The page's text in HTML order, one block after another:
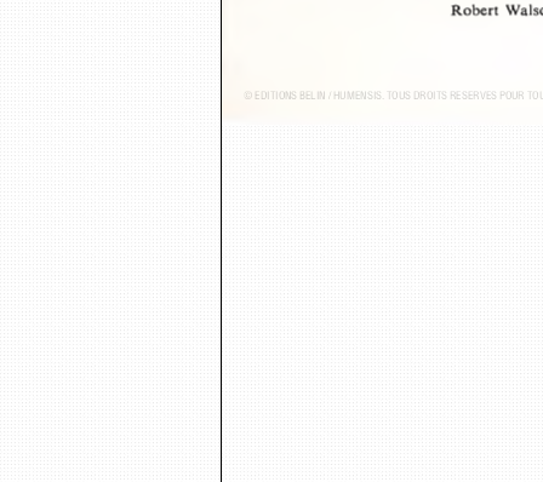
Robert
© ÉDITIONS BELIN / HUMENSIS. TOUS DROITS RÉSERVÉS POUR